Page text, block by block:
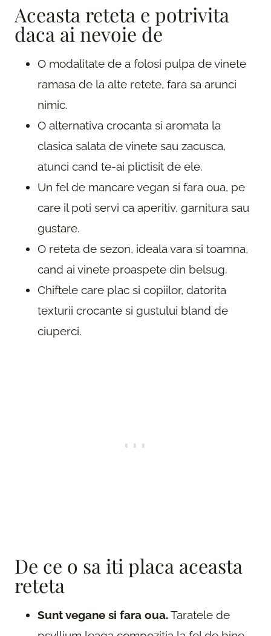
Aceasta reteta e potrivita
daca ai nevoie de
O modalitate de a folosi pulpa de vinete
ramasa de la alte retete, fara sa arunci
nimic.
O alternativa crocanta si aromata la
clasica salata de vinete sau zacusca,
atunci cand te-ai plictisit de ele.
Un fel de mancare vegan si fara oua, pe
care il poti servi ca aperitiv, garnitura sau
gustare.
O reteta de sezon, ideala vara si toamna,
cand ai vinete proaspete din belsug.
Chiftele care plac si copiilor, datorita
texturii crocante si gustului bland de
ciuperci.
De ce o sa iti placa aceasta
reteta
Sunt vegane si fara oua.Taratele de